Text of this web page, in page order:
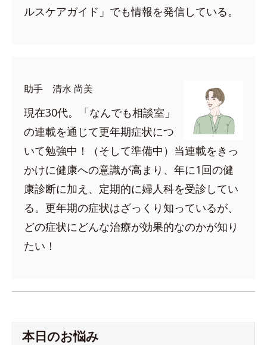
ルスケアガイド」でも情報を発信している。
助手 清水 尚美
現在30代。「なんでも相談室」
の連載を通じて更年期症状につ
いて勉強中！（そして準備中）当連載をきっ
かけに健康への意識が高まり、年に1回の健
康診断に加え、定期的に婦人科を受診してい
る。更年期の症状はざっくり知っているが、
どの症状にどんな治療が効果的なのかが知り
たい！
本日のお悩み